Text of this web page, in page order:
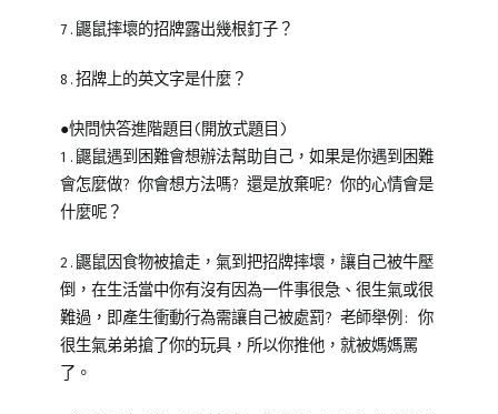
7.鼴鼠摔壞的招牌露出幾根釘子？
8.招牌上的英文字是什麼？
●快問快答進階題目(開放式題目)
1.鼴鼠遇到困難會想辦法幫助自己，如果是你遇到困難
會怎麼做? 你會想方法嗎? 還是放棄呢? 你的心情會是
什麼呢？
2.鼴鼠因食物被搶走，氣到把招牌摔壞，讓自己被牛壓
倒，在生活當中你有沒有因為一件事很急、很生氣或很
難過，即產生衝動行為需讓自己被處罰? 老師舉例: 你
很生氣弟弟搶了你的玩具，所以你推他，就被媽媽罵
了。